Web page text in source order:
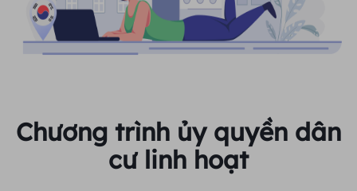
Chương trình ủy quyền dân
cư linh hoạt